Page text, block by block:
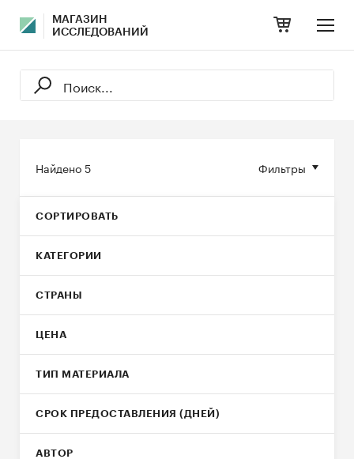
МАГАЗИН
ИССЛЕДОВАНИЙ
Фильтры
Найдено5
СОРТИРОВАТЬ
КАТЕГОРИИ
СТРАНЫ
ЦЕНА
ТИП МАТЕРИАЛА
СРОК ПРЕДОСТАВЛЕНИЯ (ДНЕЙ)
АВТОР